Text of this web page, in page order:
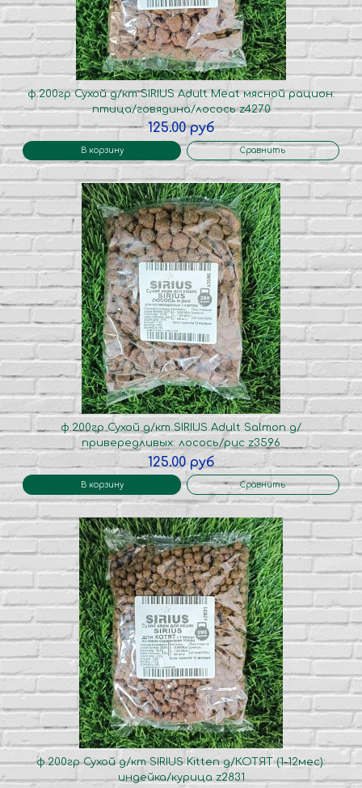
ф.200гр Сухой д/кт SIRIUS Adult Meat мясной рацион:
птица/говядина/лосось z4270
125.00 руб
В корзину Сравнить
ф.200гр Сухой д/кт SIRIUS Adult Salmon д/
привередливых: лосось/рис z3596
125.00 руб
В корзину Сравнить
ф.200гр Сухой д/кт SIRIUS Kitten д/КОТЯТ (1-12мес):
индейка/курица z2831